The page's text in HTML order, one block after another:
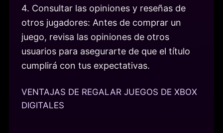
4. Consultar las opiniones y reseñas de
otros jugadores: Antes de comprar un
juego, revisa las opiniones de otros
usuarios para asegurarte de que el título
cumplirá con tus expectativas.
VENTAJAS DE REGALAR JUEGOS DE XBOX
DIGITALES